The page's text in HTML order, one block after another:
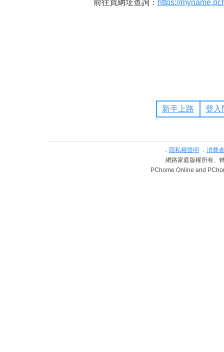
前往買網址查詢： https://
新手上路 登入
． 隱私權聲明 ． 消費
網路家庭版權所有、
PChome Online and